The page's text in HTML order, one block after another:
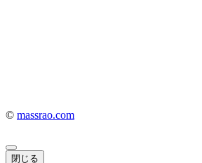
© massrao.com
閉じる